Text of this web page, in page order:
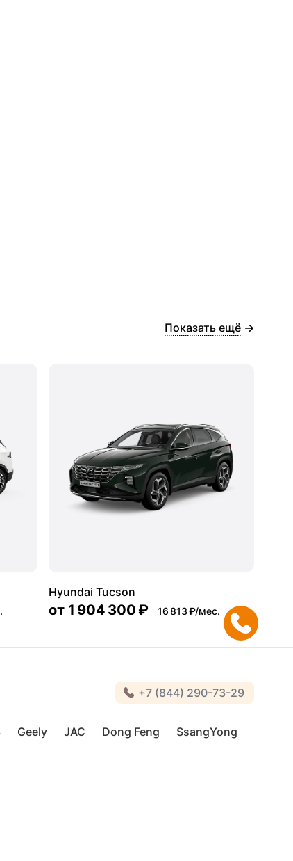
Показать ещё
Hyundai Tucson
от 1 904 300 ₽ 16 813 ₽/мес.
+7 (844) 290-73-29
Geely JAC Dong Feng
SsangYong